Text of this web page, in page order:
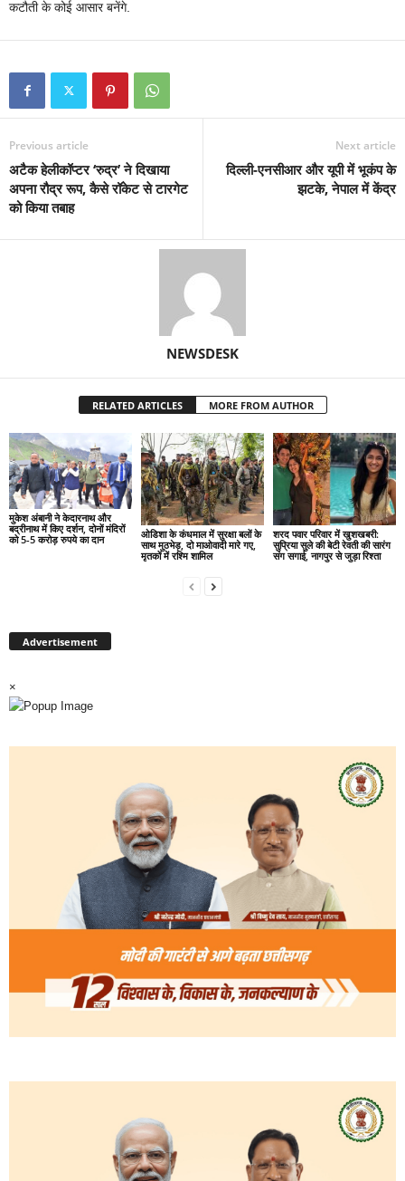
कटौती के कोई आसार बनेंगे.
Previous article
अटैक हेलीकॉप्टर ‘रुद्र’ ने दिखाया
अपना रौद्र रूप, कैसे रॉकेट से टारगेट
को किया तबाह
Next article
दिल्ली-एनसीआर और यूपी में भूकंप के
झटके, नेपाल में केंद्र
NEWSDESK
RELATED ARTICLES MORE FROM AUTHOR
मुकेश अंबानी ने केदारनाथ और
बद्रीनाथ में किए दर्शन, दोनों मंदिरों
को 5-5 करोड़ रुपये का दान
ओडिशा के कंधमाल में सुरक्षा बलों के
साथ मुठभेड़, दो माओवादी मारे गए,
मृतकों में रश्मि शामिल
शरद पवार परिवार में खुशखबरी:
सुप्रिया सुले की बेटी रेवती की सारंग
संग सगाई, नागपुर से जुड़ा रिश्ता
Advertisement
×